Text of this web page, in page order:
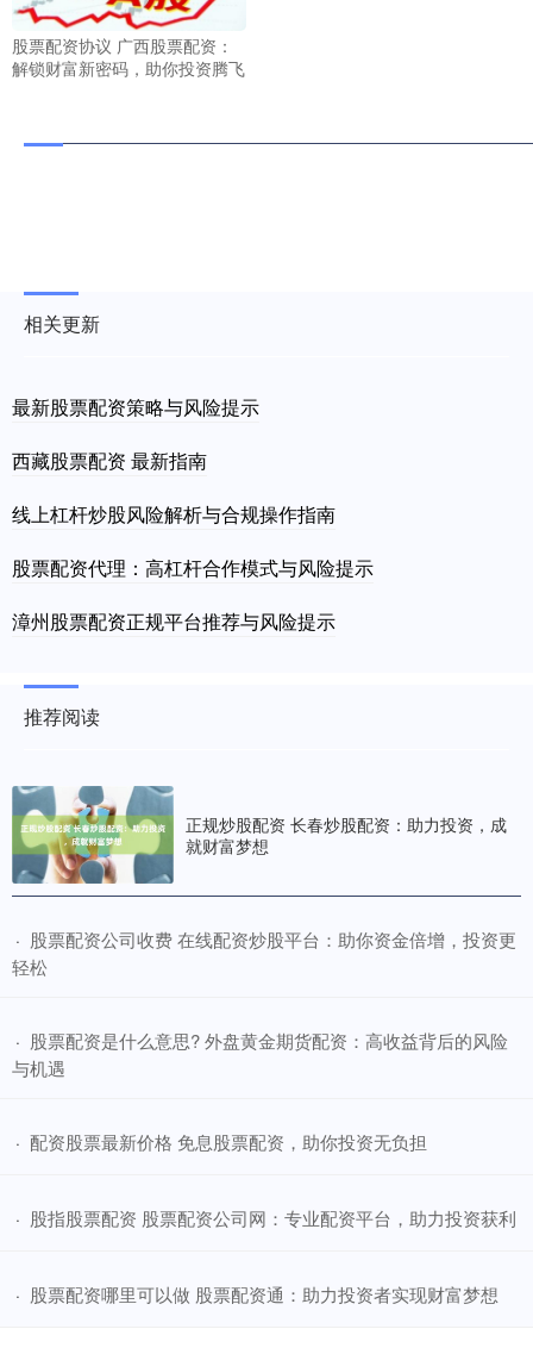
股票配资协议 广西股票配资：
解锁财富新密码，助你投资腾飞
相关更新
最新股票配资策略与风险提示
西藏股票配资 最新指南
线上杠杆炒股风险解析与合规操作指南
股票配资代理：高杠杆合作模式与风险提示
漳州股票配资正规平台推荐与风险提示
推荐阅读
正规炒股配资 长春炒股配资：助力投资，成
就财富梦想
· ​股票配资公司收费 在线配资炒股平台：助你资金倍增，投资更
轻松
· ​股票配资是什么意思? 外盘黄金期货配资：高收益背后的风险
与机遇
· ​配资股票最新价格 免息股票配资，助你投资无负担
· ​股指股票配资 股票配资公司网：专业配资平台，助力投资获利
· ​股票配资哪里可以做 股票配资通：助力投资者实现财富梦想